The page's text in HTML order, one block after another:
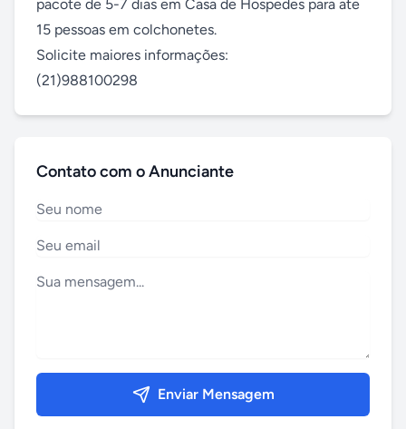
pacote de 5-7 dias em Casa de Hospedes para ate
15 pessoas em colchonetes.
Solicite maiores informações:
(21)988100298
Contato com o Anunciante
Enviar Mensagem